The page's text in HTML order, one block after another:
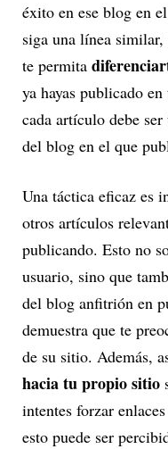
éxito en ese blog en
siga una línea
te permita
ya hayas publicado
cada artículo debe
del blog en el que
Una táctica eficaz es
otros artículos
publicando. Esto no
usuario, sino que
del blog anfitrión en
demuestra que te
de su sitio. Además,
hacia tu propio sitio
intentes forzar
esto puede ser